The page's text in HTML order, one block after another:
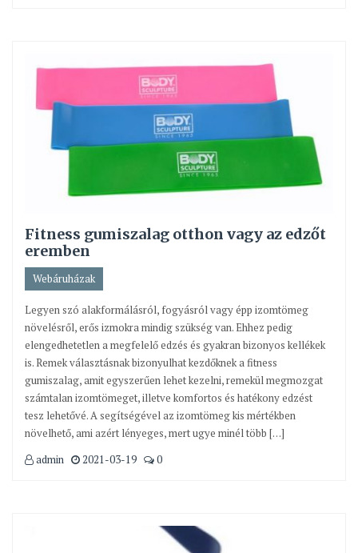
Fitness gumiszalag otthon vagy az edzőt
eremben
Webáruházak
Legyen szó alakformálásról, fogyásról vagy épp izomtömeg
növelésről, erős izmokra mindig szükség van. Ehhez pedig
elengedhetetlen a megfelelő edzés és gyakran bizonyos kellékek
is. Remek választásnak bizonyulhat kezdőknek a fitness
gumiszalag, amit egyszerűen lehet kezelni, remekül megmozgat
számtalan izomtömeget, illetve komfortos és hatékony edzést
tesz lehetővé. A segítségével az izomtömeg kis mértékben
növelhető, ami azért lényeges, mert ugye minél több […]
admin
2021-03-19 0